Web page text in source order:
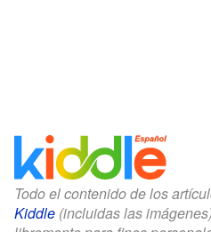
Todo el contenido de los
Kiddle (incluidas las